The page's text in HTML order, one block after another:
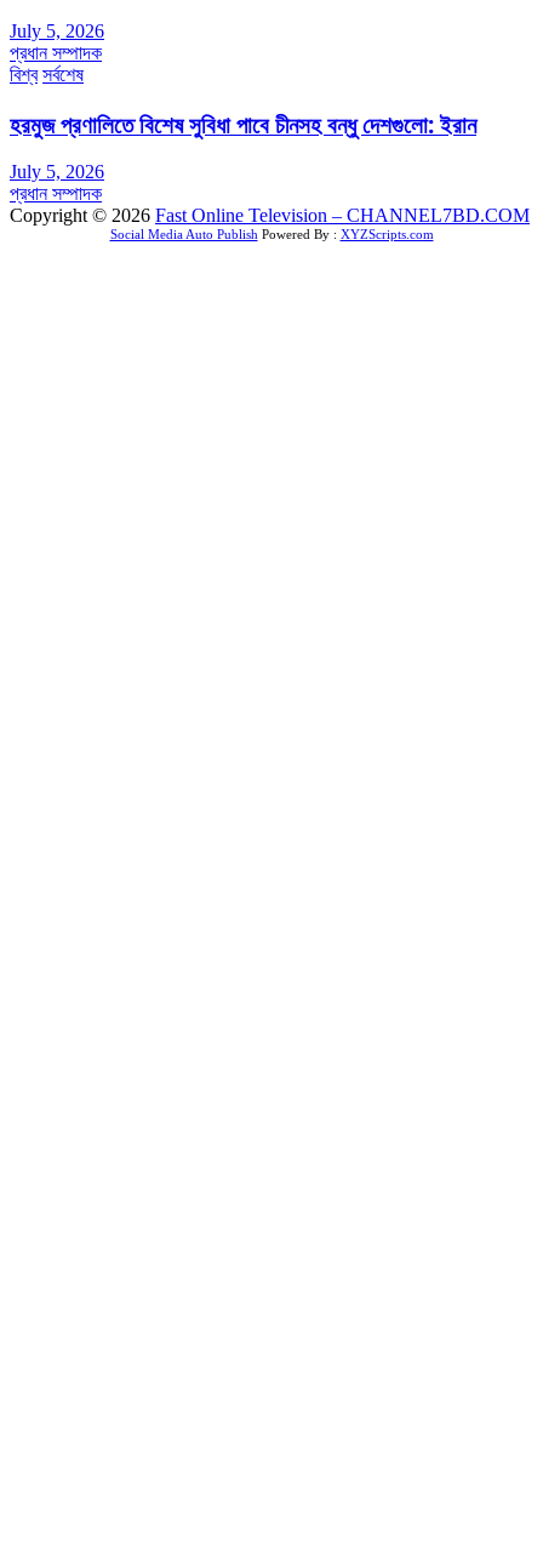
July 5, 2026
প্রধান সম্পাদক
বিশ্ব সর্বশেষ
হরমুজ প্রণালিতে বিশেষ সুবিধা পাবে চীনসহ বন্ধু দেশগুলো: ইরান
July 5, 2026
প্রধান সম্পাদক
Copyright © 2026 Fast Online Television – CHANNEL7BD.COM
Social Media Auto Publish Powered By : XYZScripts.com